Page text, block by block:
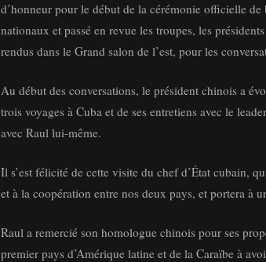
d’honneur pour le début de la cérémonie officielle
nationaux et passé en revue les troupes, les
rendus dans le Grand salon de l’est, pour les
Au début des conversations, le président chinois a
trois voyages à Cuba et de ses entretiens avec le
avec Raul lui-même.
Il s’est félicité de cette visite du chef d’État cubain,
et à la coopération entre nos deux pays, et portera à
Raul a remercié son homologue chinois pour ses
premier pays d’Amérique latine et de la Caraïbe à